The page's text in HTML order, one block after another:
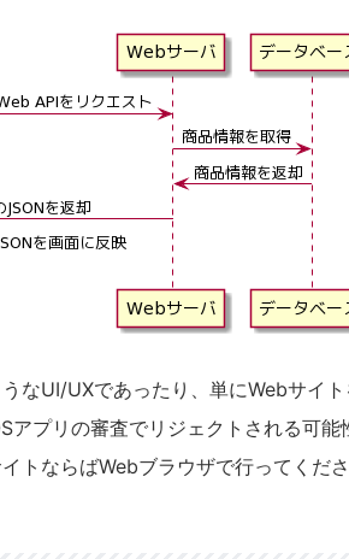
なUI/UXであったり、単にWebサイ
アプリの審査でリジェクトされる可
トならばWebブラウザで行ってくだ